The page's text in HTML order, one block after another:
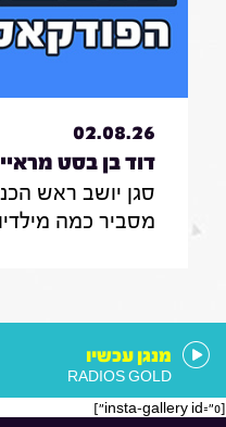
מסחר לדירות
02.08.26
דוד בן בסט
הכנסת, ניסים
סגן יושב ראש
מסביר כמה
הוא רוצה להיות
מנגן עכשיו
RADIOS GOLD
[insta-gallery id="0"]